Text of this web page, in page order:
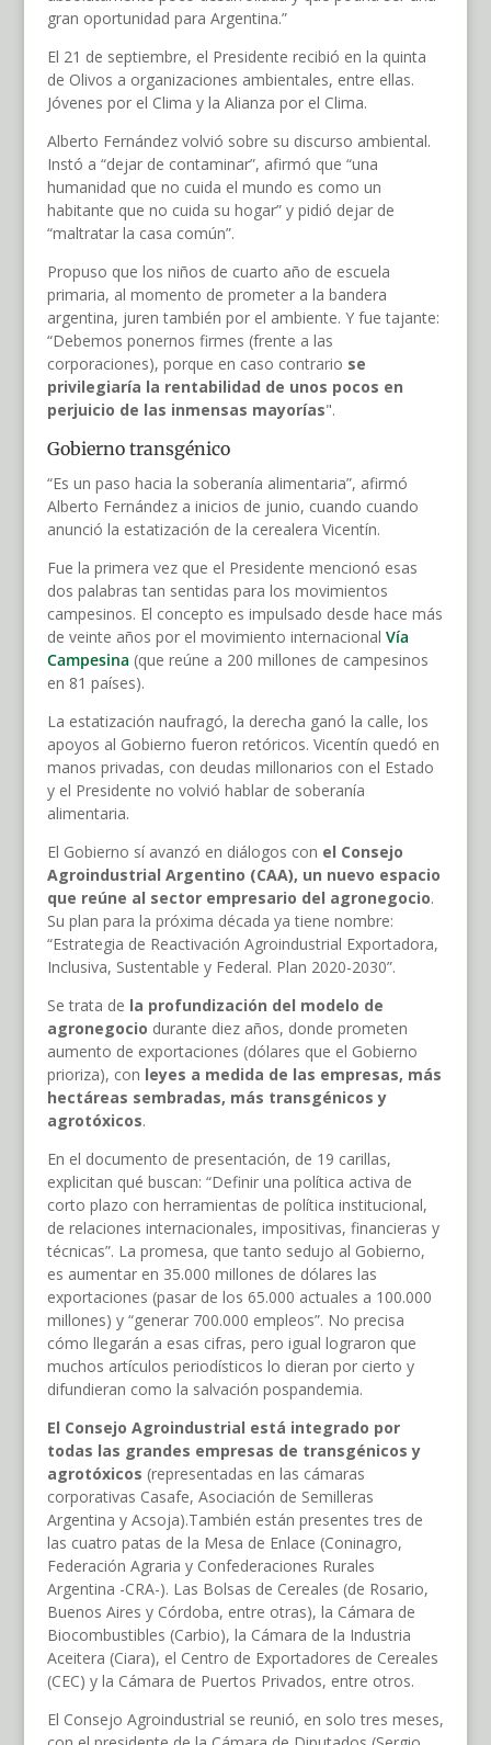
gran oportunidad para Argentina.”
El 21 de septiembre, el Presidente recibió en la quinta
de Olivos a organizaciones ambientales, entre ellas.
Jóvenes por el Clima y la Alianza por el Clima.
Alberto Fernández volvió sobre su discurso ambiental.
Instó a “dejar de contaminar”, afirmó que “una
humanidad que no cuida el mundo es como un
habitante que no cuida su hogar” y pidió dejar de
“maltratar la casa común”.
Propuso que los niños de cuarto año de escuela
primaria, al momento de prometer a la bandera
argentina, juren también por el ambiente. Y fue tajante:
“Debemos ponernos firmes (frente a las
corporaciones), porque en caso contrario se
privilegiaría la rentabilidad de unos pocos en
perjuicio de las inmensas mayorías".
Gobierno transgénico
“Es un paso hacia la soberanía alimentaria”, afirmó
Alberto Fernández a inicios de junio, cuando cuando
anunció la estatización de la cerealera Vicentín.
Fue la primera vez que el Presidente mencionó esas
dos palabras tan sentidas para los movimientos
campesinos. El concepto es impulsado desde hace más
de veinte años por el movimiento internacional Vía
Campesina (que reúne a 200 millones de campesinos
en 81 países).
La estatización naufragó, la derecha ganó la calle, los
apoyos al Gobierno fueron retóricos. Vicentín quedó en
manos privadas, con deudas millonarios con el Estado
y el Presidente no volvió hablar de soberanía
alimentaria.
El Gobierno sí avanzó en diálogos con el Consejo
Agroindustrial Argentino (CAA), un nuevo espacio
que reúne al sector empresario del agronegocio.
Su plan para la próxima década ya tiene nombre:
“Estrategia de Reactivación Agroindustrial Exportadora,
Inclusiva, Sustentable y Federal. Plan 2020-2030”.
Se trata de la profundización del modelo de
agronegocio durante diez años, donde prometen
aumento de exportaciones (dólares que el Gobierno
prioriza), con leyes a medida de las empresas, más
hectáreas sembradas, más transgénicos y
agrotóxicos.
En el documento de presentación, de 19 carillas,
explicitan qué buscan: “Definir una política activa de
corto plazo con herramientas de política institucional,
de relaciones internacionales, impositivas, financieras y
técnicas”. La promesa, que tanto sedujo al Gobierno,
es aumentar en 35.000 millones de dólares las
exportaciones (pasar de los 65.000 actuales a 100.000
millones) y “generar 700.000 empleos”. No precisa
cómo llegarán a esas cifras, pero igual lograron que
muchos artículos periodísticos lo dieran por cierto y
difundieran como la salvación pospandemia.
El Consejo Agroindustrial está integrado por
todas las grandes empresas de transgénicos y
agrotóxicos (representadas en las cámaras
corporativas Casafe, Asociación de Semilleras
Argentina y Acsoja).También están presentes tres de
las cuatro patas de la Mesa de Enlace (Coninagro,
Federación Agraria y Confederaciones Rurales
Argentina -CRA-). Las Bolsas de Cereales (de Rosario,
Buenos Aires y Córdoba, entre otras), la Cámara de
Biocombustibles (Carbio), la Cámara de la Industria
Aceitera (Ciara), el Centro de Exportadores de Cereales
(CEC) y la Cámara de Puertos Privados, entre otros.
El Consejo Agroindustrial se reunió, en solo tres meses,